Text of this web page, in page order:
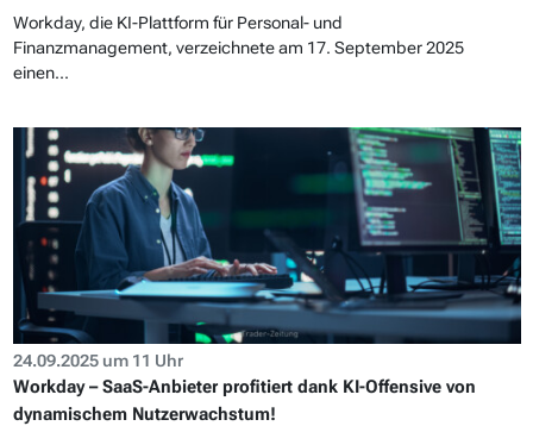
Workday, die KI-Plattform für Personal- und
Finanzmanagement, verzeichnete am 17. September 2025
einen...
24.09.2025 um 11 Uhr
Workday – SaaS-Anbieter profitiert dank KI-Offensive von
dynamischem Nutzerwachstum!